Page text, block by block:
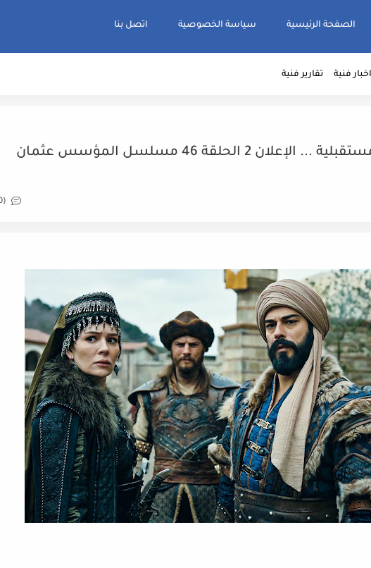
الصفحة الرئيسية سياسة الخصوصية اتصل بنا
اخبار فنية تقارير فنية
ظهور زوجة عثمان المستقبلية ... الإعلان 2 الحلقة 46 مسلسل المؤسس عثمان
(0)